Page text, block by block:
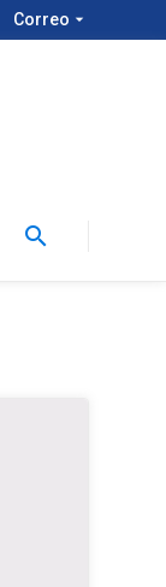
Correo arrow_drop_down
search